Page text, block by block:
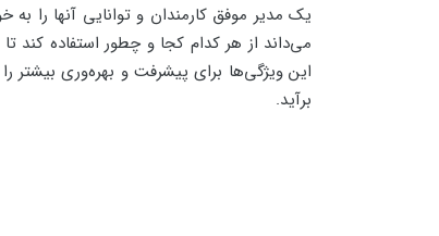
یک مدیر موفق کارمندان و توانایی آنها را به
می‌داند از هر کدام کجا و چطور استفاده کند
این ویژگی‌ها برای پیشرفت و بهره‌وری بیشتر
برآید.